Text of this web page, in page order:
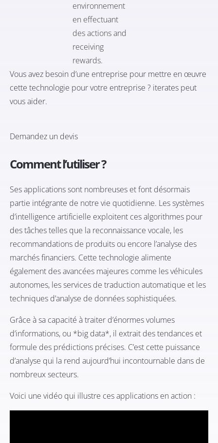
environnement
en effectuant
des actions and
receiving
rewards.
Vous avez besoin d’une entreprise pour mettre en œuvre
cette technologie pour votre entreprise ? iterates peut
vous aider.
Demandez un devis
Comment l’utiliser ?
Ses applications sont nombreuses et font désormais
partie intégrante de notre vie quotidienne. Les systèmes
d’intelligence artificielle exploitent ces algorithmes pour
des tâches telles que la reconnaissance vocale, les
recommandations de produits ou encore l’analyse des
marchés financiers. Cette technologie alimente
également des avancées majeures comme les véhicules
autonomes, les services de traduction automatique et les
techniques d’analyse de données sophistiquées.
Grâce à sa capacité à traiter d’énormes volumes
d’informations, ou *big data*, il extrait des tendances et
formule des prédictions précises. C’est cette puissance
d’analyse qui la rend aujourd’hui incontournable dans de
nombreux secteurs.
Voici une vidéo qui illustre ces applications en action :